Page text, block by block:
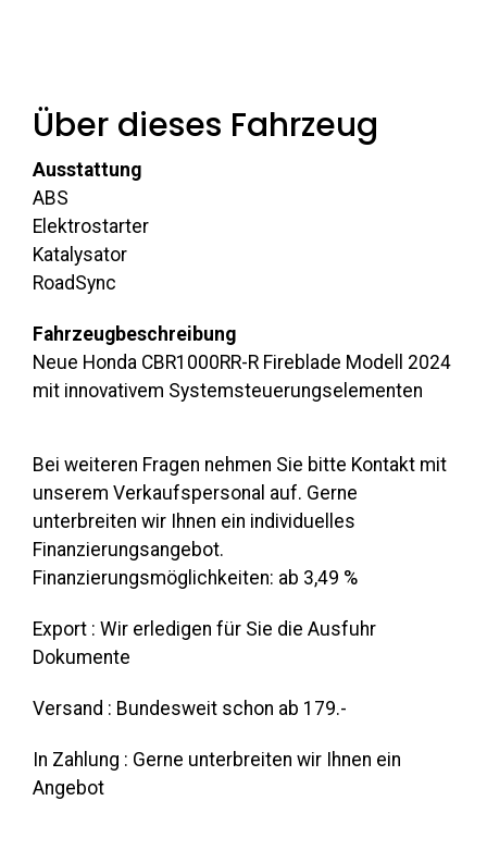
Über dieses Fahrzeug
Ausstattung
ABS
Elektrostarter
Katalysator
RoadSync
Fahrzeugbeschreibung
Neue Honda CBR1000RR-R Fireblade Modell 2024
mit innovativem Systemsteuerungselementen
Bei weiteren Fragen nehmen Sie bitte Kontakt mit
unserem Verkaufspersonal auf. Gerne
unterbreiten wir Ihnen ein individuelles
Finanzierungsangebot.
Finanzierungsmöglichkeiten: ab 3,49 %
Export : Wir erledigen für Sie die Ausfuhr
Dokumente
Versand : Bundesweit schon ab 179.-
In Zahlung : Gerne unterbreiten wir Ihnen ein
Angebot